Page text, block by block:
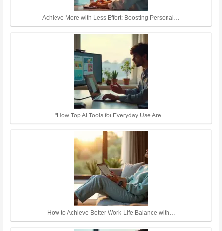
Achieve More with Less Effort: Boosting Personal…
"How Top AI Tools for Everyday Use Are…
How to Achieve Better Work-Life Balance with…